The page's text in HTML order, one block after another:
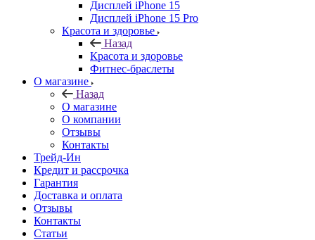
Дисплей iPhone 15
Дисплей iPhone 15 Pro
Красота и здоровье
Назад
Красота и здоровье
Фитнес-браслеты
О магазине
Назад
О магазине
О компании
Отзывы
Контакты
Трейд-Ин
Кредит и рассрочка
Гарантия
Доставка и оплата
Отзывы
Контакты
Статьи